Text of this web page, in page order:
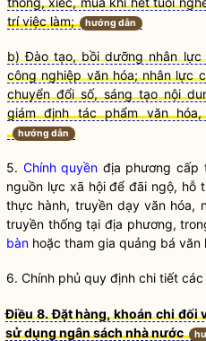
trí việc làm;
hướng dẫn
b) Đào tạo, bồi dưỡng nhân
công nghiệp văn hóa; nhân lực
chuyển đổi số, sáng tạo nội
giám định tác phẩm văn
hướng dẫn
5. Chính quyền địa phương cấp
nguồn lực xã hội để đãi ngộ, hỗ
thực hành, truyền dạy văn hóa,
truyền thống tại địa phương,
bàn hoặc tham gia quảng bá văn
6. Chính phủ quy định chi tiết
Điều 8. Đặt hàng, khoán chi đối
sử dụng ngân sách nhà nước